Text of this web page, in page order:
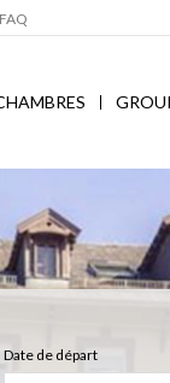
FAQ
Date de départ